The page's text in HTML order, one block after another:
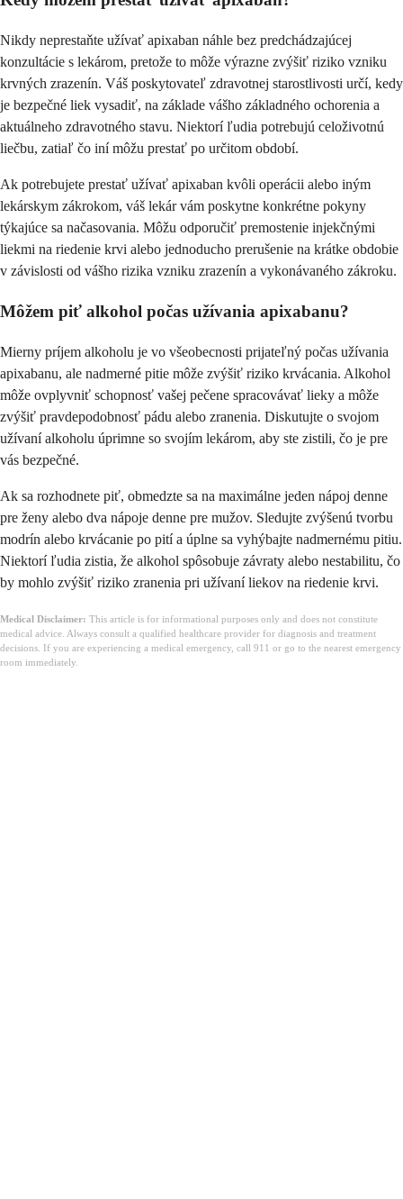
Nikdy neprestaňte užívať apixaban náhle bez predchádzajúcej
konzultácie s lekárom, pretože to môže výrazne zvýšiť riziko vzniku
krvných zrazenín. Váš poskytovateľ zdravotnej starostlivosti určí, kedy
je bezpečné liek vysadiť, na základe vášho základného ochorenia a
aktuálneho zdravotného stavu. Niektorí ľudia potrebujú celoživotnú
liečbu, zatiaľ čo iní môžu prestať po určitom období.
Ak potrebujete prestať užívať apixaban kvôli operácii alebo iným
lekárskym zákrokom, váš lekár vám poskytne konkrétne pokyny
týkajúce sa načasovania. Môžu odporučiť premostenie injekčnými
liekmi na riedenie krvi alebo jednoducho prerušenie na krátke obdobie
v závislosti od vášho rizika vzniku zrazenín a vykonávaného zákroku.
Môžem piť alkohol počas užívania apixabanu?
Mierny príjem alkoholu je vo všeobecnosti prijateľný počas užívania
apixabanu, ale nadmerné pitie môže zvýšiť riziko krvácania. Alkohol
môže ovplyvniť schopnosť vašej pečene spracovávať lieky a môže
zvýšiť pravdepodobnosť pádu alebo zranenia. Diskutujte o svojom
užívaní alkoholu úprimne so svojím lekárom, aby ste zistili, čo je pre
vás bezpečné.
Ak sa rozhodnete piť, obmedzte sa na maximálne jeden nápoj denne
pre ženy alebo dva nápoje denne pre mužov. Sledujte zvýšenú tvorbu
modrín alebo krvácanie po pití a úplne sa vyhýbajte nadmernému pitiu.
Niektorí ľudia zistia, že alkohol spôsobuje závraty alebo nestabilitu, čo
by mohlo zvýšiť riziko zranenia pri užívaní liekov na riedenie krvi.
Medical Disclaimer: This article is for informational purposes only and does not constitute
medical advice. Always consult a qualified healthcare provider for diagnosis and treatment
decisions. If you are experiencing a medical emergency, call 911 or go to the nearest emergency
room immediately.